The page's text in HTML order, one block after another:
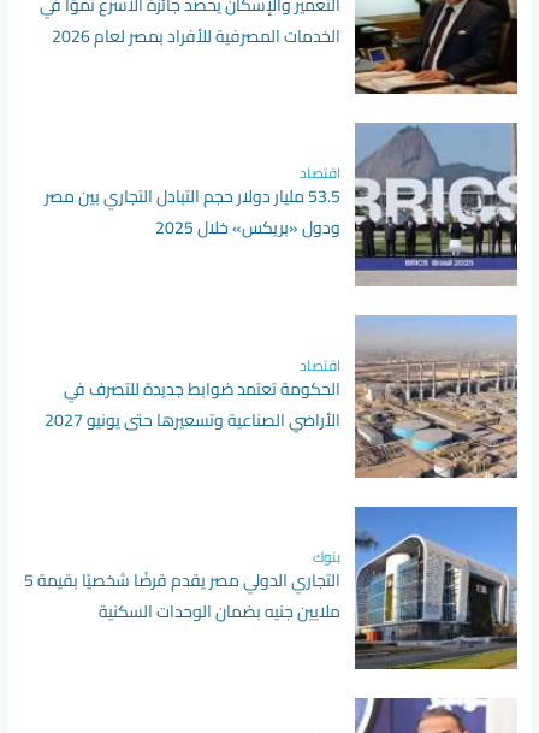
الخدمات المصرفية للأفراد بمصر لعام 2026
اقتصاد
53.5 مليار دولار حجم التبادل التجاري بين مصر
ودول «بريكس» خلال 2025
اقتصاد
الحكومة تعتمد ضوابط جديدة للتصرف في
الأراضي الصناعية وتسعيرها حتى يونيو 2027
بنوك
التجاري الدولي مصر يقدم قرضًا شخصيًا بقيمة 5
ملايين جنيه بضمان الوحدات السكنية